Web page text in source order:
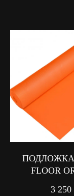
ПОДЛОЖКА
FLOOR
3 250